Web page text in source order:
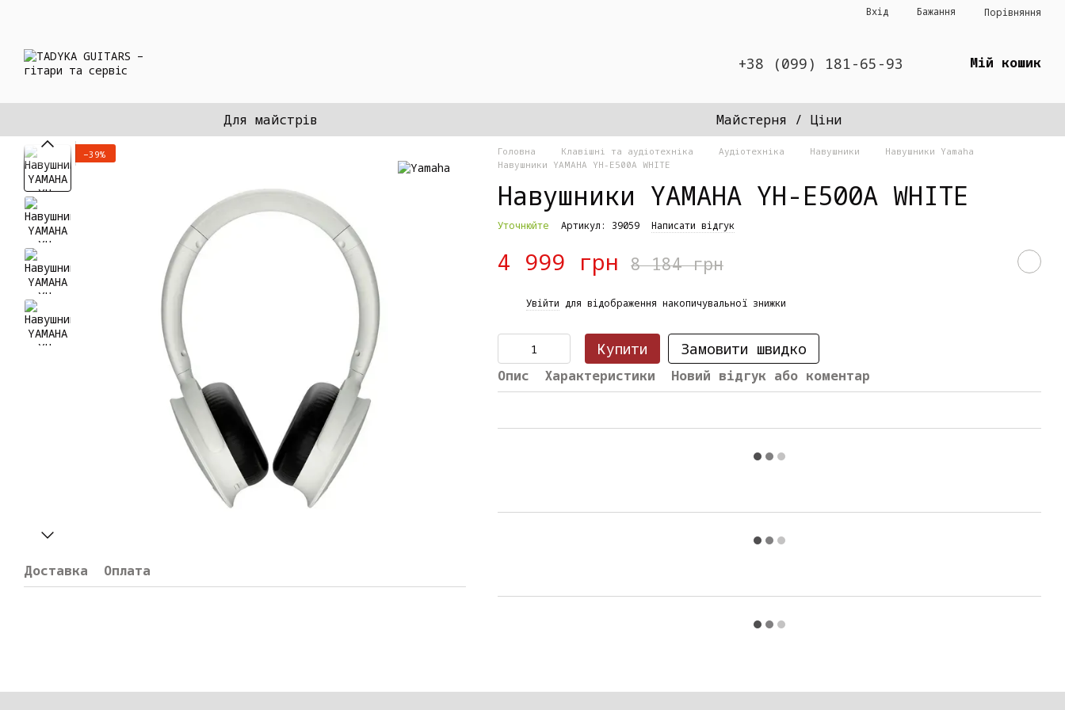
Вхід Бажання Порівняння
+38 (099) 181-65-93 Мій кошик
Для майстрів Майстерня / Ціни
−39%
Доставка Оплата
Головна Клавішні та аудіотехніка Аудіотехніка Навушники
Навушники Yamaha
Навушники YAMAHA YH-E500A WHITE
Навушники YAMAHA YH-E500A WHITE
Уточнюйте Артикул: 39059 Написати відгук
4 999 грн 8 184 грн
Увійти для відображення накопичувальної знижки
Купити Замовити швидко
Опис Характеристики Новий відгук або коментар